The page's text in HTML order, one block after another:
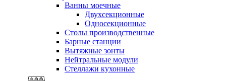
Ванны моечные
Двухсекционные
Односекционные
Столы производственные
Барные станции
Вытяжные зонты
Нейтральные модули
Стеллажи кухонные